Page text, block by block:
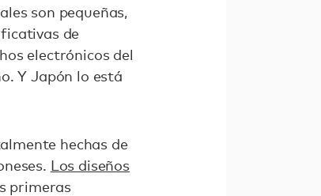
son pequeñas,
de
electrónicos del
Y Japón lo está
hechas de
Los diseños
primeras